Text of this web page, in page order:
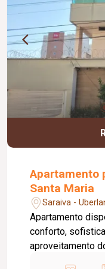
Apartamento
Santa Maria
Saraiva -
Apartamento
conforto,
aproveitamento